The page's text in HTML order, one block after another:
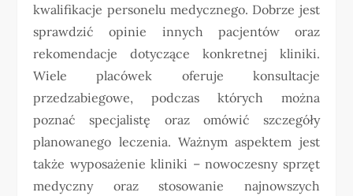
kwalifikacje personelu medycznego. Dobrze jest
sprawdzić opinie innych pacjentów oraz
rekomendacje dotyczące konkretnej kliniki.
Wiele placówek oferuje konsultacje
przedzabiegowe, podczas których można
poznać specjalistę oraz omówić szczegóły
planowanego leczenia. Ważnym aspektem jest
także wyposażenie kliniki – nowoczesny sprzęt
medyczny oraz stosowanie najnowszych